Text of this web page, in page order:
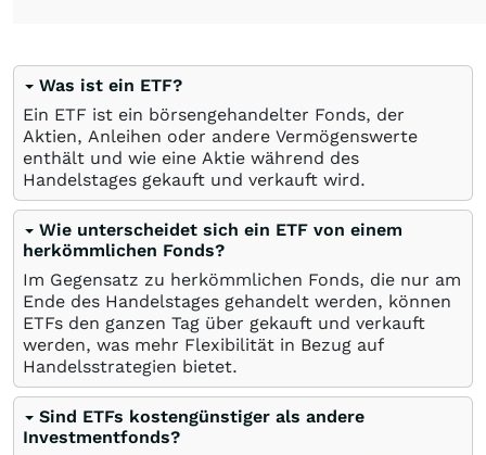
Was ist ein ETF?
Ein ETF ist ein börsengehandelter Fonds, der
Aktien, Anleihen oder andere Vermögenswerte
enthält und wie eine Aktie während des
Handelstages gekauft und verkauft wird.
Wie unterscheidet sich ein ETF von einem
herkömmlichen Fonds?
Im Gegensatz zu herkömmlichen Fonds, die nur am
Ende des Handelstages gehandelt werden, können
ETFs den ganzen Tag über gekauft und verkauft
werden, was mehr Flexibilität in Bezug auf
Handelsstrategien bietet.
Sind ETFs kostengünstiger als andere
Investmentfonds?